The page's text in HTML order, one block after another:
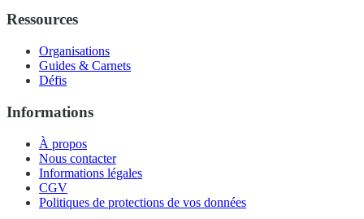
Ressources
Organisations
Guides & Carnets
Défis
Informations
À propos
Nous contacter
Informations légales
CGV
Politiques de protections de vos données